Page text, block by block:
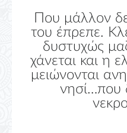
του έπρεπε.
δυστυχώς
χάνεται και η
μειώνονται
νησί…που